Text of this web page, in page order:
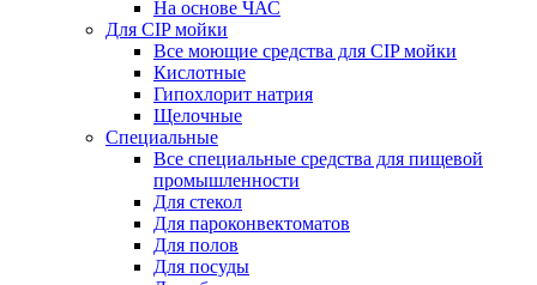
На основе ЧАС
Для CIP мойки
Все моющие средства для CIP мойки
Кислотные
Гипохлорит натрия
Щелочные
Специальные
Все специальные средства для пищевой
промышленности
Для стекол
Для пароконвектоматов
Для полов
Для посуды